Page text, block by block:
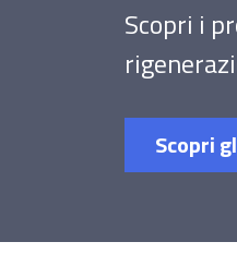
Scopri i
Scopri